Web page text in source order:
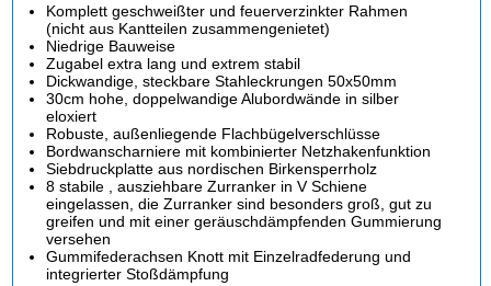
Komplett geschweißter und feuerverzinkter Rahmen
(nicht aus Kantteilen zusammengenietet)
Niedrige Bauweise
Zugabel extra lang und extrem stabil
Dickwandige, steckbare Stahleckrungen 50x50mm
30cm hohe, doppelwandige Alubordwände in silber
eloxiert
Robuste, außenliegende Flachbügelverschlüsse
Bordwanscharniere mit kombinierter Netzhakenfunktion
Siebdruckplatte aus nordischen Birkensperrholz
8 stabile , ausziehbare Zurranker in V Schiene
eingelassen, die Zurranker sind besonders groß, gut zu
greifen und mit einer geräuschdämpfenden Gummierung
versehen
Gummifederachsen Knott mit Einzelradfederung und
integrierter Stoßdämpfung